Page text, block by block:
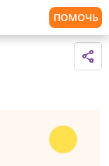
ПОМОЧЬ